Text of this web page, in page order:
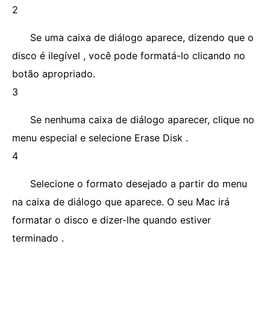
2
Se uma caixa de diálogo aparece, dizendo que o
disco é ilegível , você pode formatá-lo clicando no
botão apropriado.
3
Se nenhuma caixa de diálogo aparecer, clique no
menu especial e selecione Erase Disk .
4
Selecione o formato desejado a partir do menu
na caixa de diálogo que aparece. O seu Mac irá
formatar o disco e dizer-lhe quando estiver
terminado .